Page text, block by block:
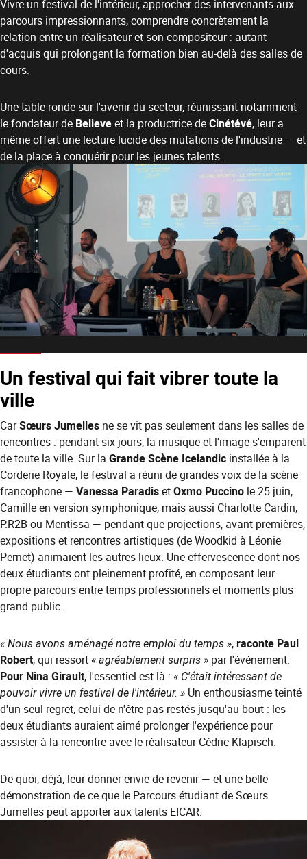
Vivre un festival de l'intérieur, approcher des intervenants aux
parcours impressionnants, comprendre concrètement la
relation entre un réalisateur et son compositeur : autant
d'acquis qui prolongent la formation bien au-delà des salles de
cours.
Une table ronde sur l'avenir du secteur, réunissant notamment
le fondateur de Believeet la productrice deCinétévé, leur a
même offert une lecture lucide des mutations de l'industrie — et
de la place à conquérir pour les jeunes talents.
Un festival qui fait vibrer toute la
ville
CarSœurs Jumelles ne se vit pas seulement dans les salles de
rencontres : pendant six jours, la musique et l'image s'emparent
de toute la ville. Sur la Grande Scène Icelandic installée à la
Corderie Royale, le festival a réuni de grandes voix de la scène
francophone — Vanessa ParadisetOxmo Puccino le 25 juin,
Camille en version symphonique, mais aussi Charlotte Cardin,
P.R2B ou Mentissa — pendant que projections, avant-premières,
expositions et rencontres artistiques (de Woodkid à Léonie
Pernet) animaient les autres lieux. Une effervescence dont nos
deux étudiants ont pleinement profité, en composant leur
propre parcours entre temps professionnels et moments plus
grand public.
« Nous avons aménagé notre emploi du temps »,raconte Paul
Robert, qui ressort« agréablement surpris » par l'événement.
Pour Nina Girault, l'essentiel est là : « C'était intéressant de
pouvoir vivre un festival de l'intérieur. » Un enthousiasme teinté
d'un seul regret, celui de n'être pas restés jusqu'au bout : les
deux étudiants auraient aimé prolonger l'expérience pour
assister à la rencontre avec le réalisateur Cédric Klapisch.
De quoi, déjà, leur donner envie de revenir — et une belle
démonstration de ce que le Parcours étudiant de Sœurs
Jumelles peut apporter aux talents EICAR.